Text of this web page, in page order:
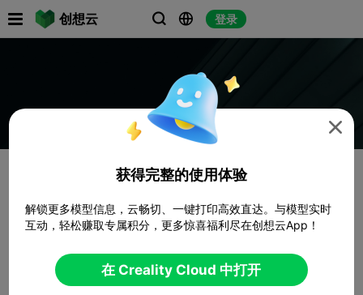
创想云   登录

获得完整的使用体验
解锁更多模型信息，云畅切、一键打印高效直达。与模型实时
互动，轻松赚取专属积分，更多惊喜福利尽在创想云App！
在 Creality Cloud 中打开